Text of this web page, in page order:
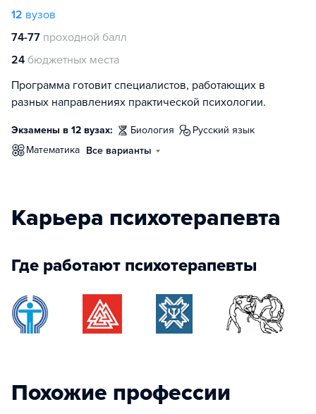
12 вузов
74-77 проходной балл
24 бюджетных места
Программа готовит специалистов, работающих в
разных направлениях практической психологии.
Экзамены в 12 вузах: биология
русский язык
математика Все варианты
Карьера психотерапевта
Где работают психотерапевты
Похожие профессии